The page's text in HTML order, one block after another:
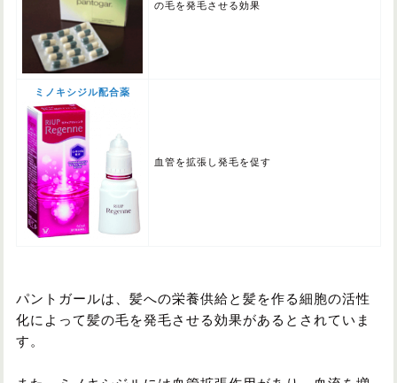
の毛を発毛させる効果
ミノキシジル配合薬
血管を拡張し発毛を促す
パントガールは、髪への栄養供給と髪を作る細胞の活性
化によって髪の毛を発毛させる効果があるとされていま
す。